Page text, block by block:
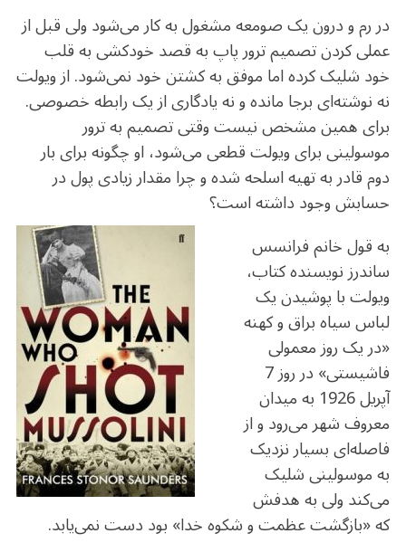
در رم و درون یک صومعه مشغول به کار می‌شود ولی قبل از
عملی کردن تصمیم ترور پاپ به قصد خودکشی به قلب
خود شلیک کرده اما موفق به کشتن خود نمی‌شود. از ویولت
نه نوشته‌ای برجا مانده و نه یادگاری از یک رابطه خصوصی.
برای همین مشخص نیست وقتی تصمیم به ترور
موسولینی برای ویولت قطعی می‌شود، او چگونه برای بار
دوم قادر به تهیه اسلحه شده و چرا مقدار زیادی پول در
حسابش وجود داشته است؟
به قول خانم فرانسس
ساندرز نویسنده کتاب،
ویولت با پوشیدن یک
لباس سیاه براق و کهنه
«در یک روز معمولی
فاشیستی» در روز 7
آپریل 1926 به میدان
معروف شهر می‌رود و از
فاصله‌ای بسیار نزدیک
به موسولینی شلیک
می‌کند ولی به هدفش
که «بازگشت عظمت و شکوه خدا» بود دست نمی‌یابد.